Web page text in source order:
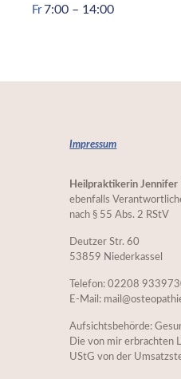
Fr 7:00 – 14:00
Impressum
Heilpraktikerin Jennifer
ebenfalls
nach § 55 Abs. 2 RStV
Deutzer Str. 60
53859 Niederkassel
Telefon: 02208
E-Mail:
Aufsichtsbehörde:
Die von mir erbrachten
UStG von der